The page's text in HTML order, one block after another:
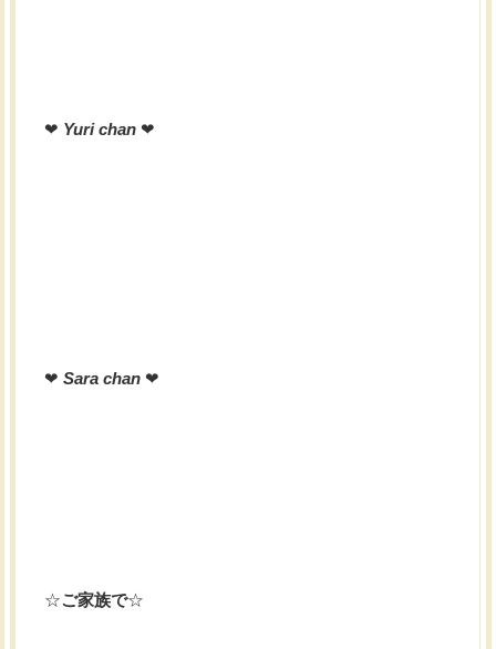
❤︎ Yuri chan ❤︎
❤︎ Sara chan ❤︎
☆ご家族で☆